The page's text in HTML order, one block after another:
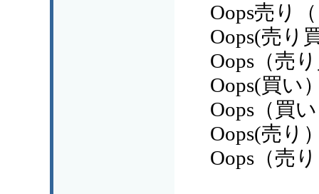
Oops売り
Oops(売り
Oops（売
Oops(買い
Oops（買
Oops(売り
Oops（売